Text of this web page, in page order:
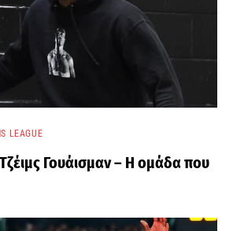
LEAGUE
Γουάισμαν – Η ομάδα που